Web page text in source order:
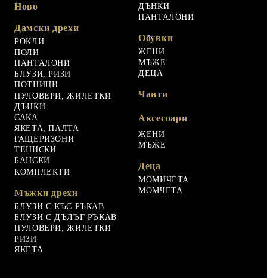
Ново
Дамски дрехи
РОКЛИ
ПОЛИ
ПАНТАЛОНИ
БЛУЗИ, РИЗИ
ПОТНИЦИ
ПУЛОВЕРИ, ЖИЛЕТКИ
ДЪНКИ
САКА
ЯКЕТА, ПАЛТА
ГАЩЕРИЗОНИ
ТЕНИСКИ
БАНСКИ
КОМПЛЕКТИ
Мъжки дрехи
БЛУЗИ С КЪС РЪКАВ
БЛУЗИ С ДЪЛЪГ РЪКАВ
ПУЛОВЕРИ, ЖИЛЕТКИ
РИЗИ
ЯКЕТА
ДЪНКИ
ПАНТАЛОНИ
Обувки
ЖЕНИ
МЪЖЕ
ДЕЦА
Чанти
Аксесоари
ЖЕНИ
МЪЖЕ
Деца
МОМИЧЕТА
МОМЧЕТА